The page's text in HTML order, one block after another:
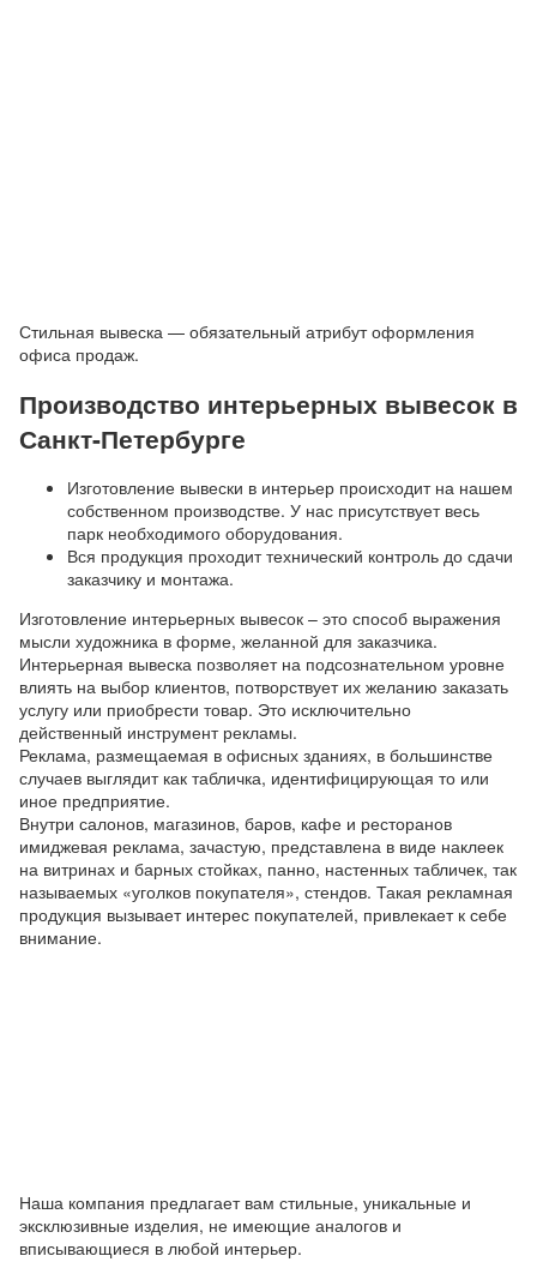
Стильная вывеска — обязательный атрибут оформления
офиса продаж.
Производство интерьерных вывесок в
Санкт-Петербурге
Изготовление вывески в интерьер происходит на нашем
собственном производстве. У нас присутствует весь
парк необходимого оборудования.
Вся продукция проходит технический контроль до сдачи
заказчику и монтажа.
Изготовление интерьерных вывесок – это способ выражения
мысли художника в форме, желанной для заказчика.
Интерьерная вывеска позволяет на подсознательном уровне
влиять на выбор клиентов, потворствует их желанию заказать
услугу или приобрести товар. Это исключительно
действенный инструмент рекламы.
Реклама, размещаемая в офисных зданиях, в большинстве
случаев выглядит как табличка, идентифицирующая то или
иное предприятие.
Внутри салонов, магазинов, баров, кафе и ресторанов
имиджевая реклама, зачастую, представлена в виде наклеек
на витринах и барных стойках, панно, настенных табличек, так
называемых «уголков покупателя», стендов. Такая рекламная
продукция вызывает интерес покупателей, привлекает к себе
внимание.
Наша компания предлагает вам стильные, уникальные и
эксклюзивные изделия, не имеющие аналогов и
вписывающиеся в любой интерьер.